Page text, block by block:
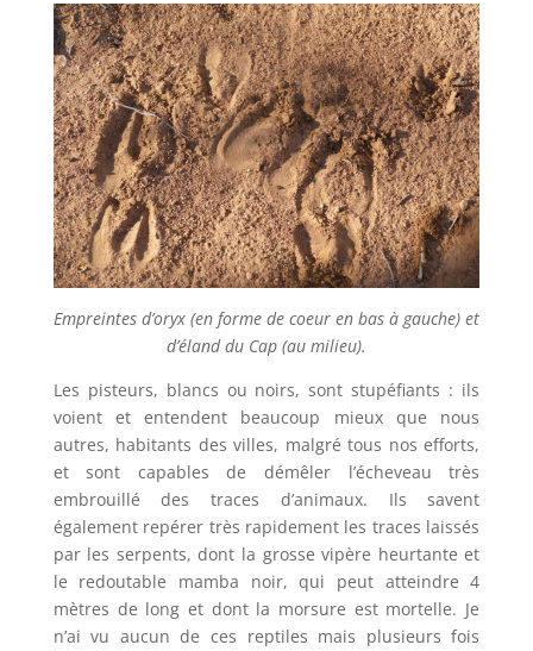
Empreintes d’oryx (en forme de coeur en bas à gauche) et
d’éland du Cap (au milieu).
Les pisteurs, blancs ou noirs, sont stupéfiants : ils
voient et entendent beaucoup mieux que nous
autres, habitants des villes, malgré tous nos efforts,
et sont capables de démêler l’écheveau très
embrouillé des traces d’animaux. Ils savent
également repérer très rapidement les traces laissés
par les serpents, dont la grosse vipère heurtante et
le redoutable mamba noir, qui peut atteindre 4
mètres de long et dont la morsure est mortelle. Je
n’ai vu aucun de ces reptiles mais plusieurs fois